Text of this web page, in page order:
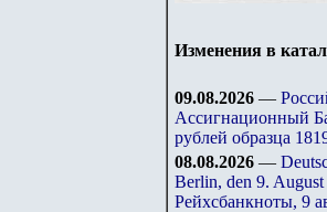
Изменения в
09.08.2026 —
Ассигнационный
рублей образца
08.08.2026 —
Berlin, den 9. August
Рейхсбанкноты, 9